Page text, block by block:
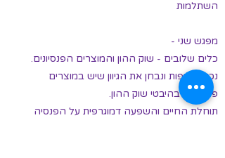
השתלמות
מפגש שני -
כלים שלובים - שוק ההון והמוצרים הפנסיונים.
נכיר חלופות ונבחן את הגיוון שיש במוצרים
פנסיוניים בהיבטי שוק ההון.
תוחלת החיים והשפעה דמוגרפית על הפנסיה